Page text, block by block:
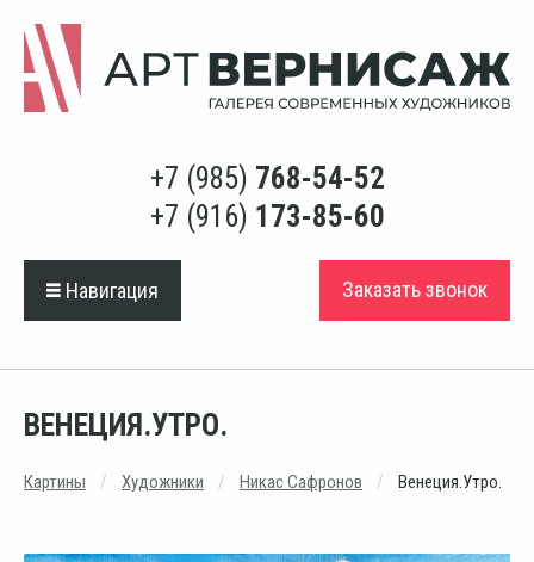
+7 (985) 768-54-52
+7 (916) 173-85-60
Навигация Заказать звонок
ВЕНЕЦИЯ.УТРО.
Картины Художники Никас Сафронов Венеция.Утро.